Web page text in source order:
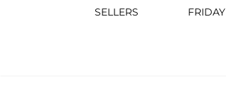
SELLERS FRIDAY